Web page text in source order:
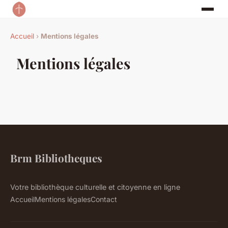
Accueil › Mentions légales
Mentions légales
Brm Bibliotheques
Votre bibliothèque culturelle et citoyenne en ligne
AccueilMentions légalesContact